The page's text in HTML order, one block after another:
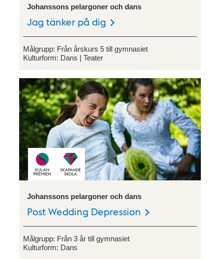
Johanssons pelargoner och dans
Jag tänker på dig
Målgrupp: Från årskurs 5 till gymnasiet
Kulturform: Dans Teater
Johanssons pelargoner och dans
Post Wedding Depression
Målgrupp: Från 3 år till gymnasiet
Kulturform: Dans